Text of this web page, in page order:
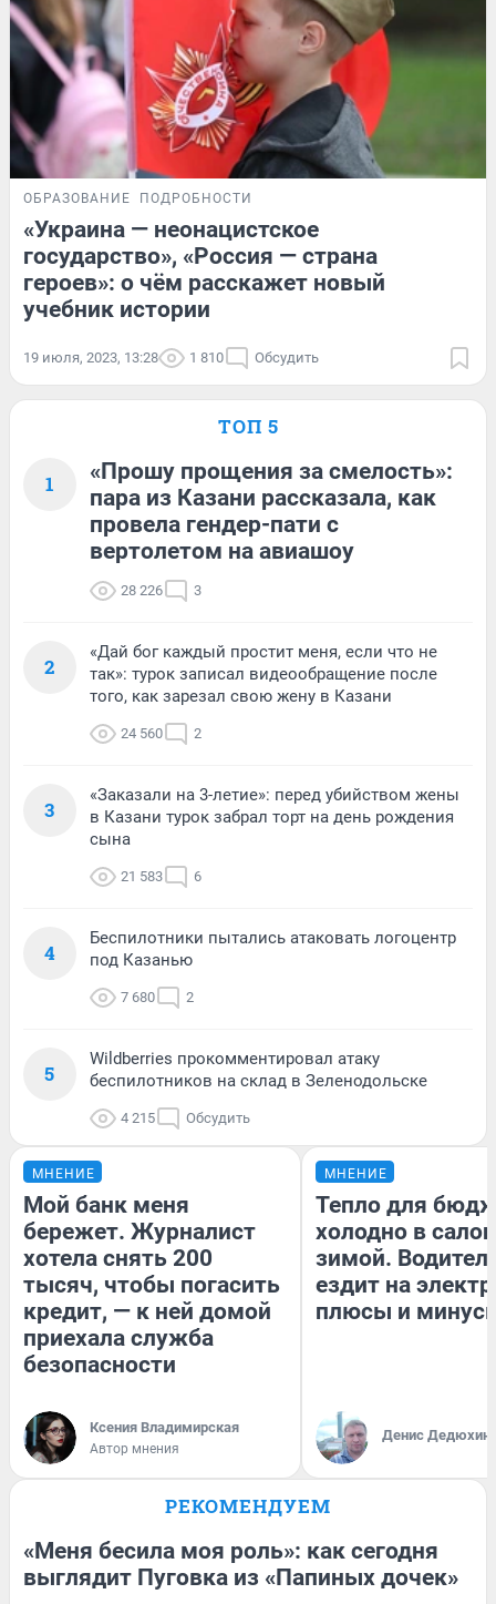
ОБРАЗОВАНИЕ ПОДРОБНОСТИ
«Украина — неонацистское
государство», «Россия — страна
героев»: о чём расскажет новый
учебник истории
19 июля, 2023, 13:28 1 810 Обсудить
ТОП 5
1
«Прошу прощения за смелость»:
пара из Казани рассказала, как
провела гендер-пати с
вертолетом на авиашоу
28 226 3
2
«Дай бог каждый простит меня, если что не
так»: турок записал видеообращение после
того, как зарезал свою жену в Казани
24 560 2
3
«Заказали на 3-летие»: перед убийством жены
в Казани турок забрал торт на день рождения
сына
21 583 6
4
Беспилотники пытались атаковать логоцентр
под Казанью
7 680 2
5
Wildberries прокомментировал атаку
беспилотников на склад в Зеленодольске
4 215 Обсудить
МНЕНИЕ
Мой банк меня
бережет. Журналист
хотела снять 200
тысяч, чтобы погасить
кредит, — к ней домой
приехала служба
безопасности
Ксения Владимирская
Автор мнения
МНЕНИЕ
Тепло для
холодно в
зимой.
ездит на
плюсы и
Денис Дедюхин
РЕКОМЕНДУЕМ
«Меня бесила моя роль»: как сегодня
выглядит Пуговка из «Папиных дочек»